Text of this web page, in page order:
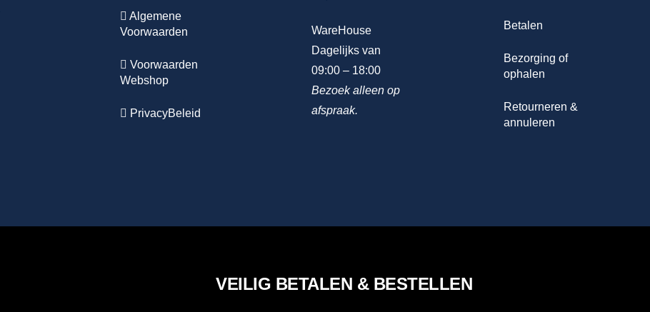
Algemene
Voorwaarden
Voorwaarden
Webshop
PrivacyBeleid
WareHouse
Dagelijks van
09:00 – 18:00
Bezoek alleen op
afspraak.
Betalen
Bezorging of
ophalen
Retourneren &
annuleren
VEILIG BETALEN & BESTELLEN